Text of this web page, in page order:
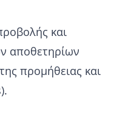
και
αποθετηρίων
προμήθειας και